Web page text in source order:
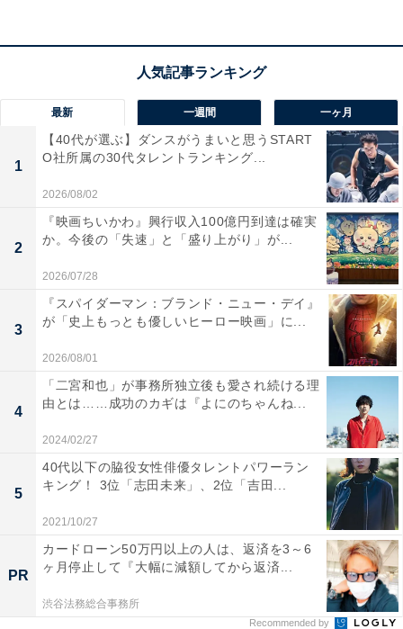
菜ガーリック炒め」を作るのです。
ありすの店を後にした蒔子は、心護の研究室に立ち寄
り、倖生の正体を確かめようとします。一方の倖生は、
ありすの家を物色し、押し入れから心護宛ての手紙を見
つけて――。
なかなかうまくいかない片思いに限界を迎えた明里。お
店の営業終了時間にやって来て、「圭介のことを諦めよ
うと思う」と言うのです。それに対しありすは、「本人
に気持ちを確認していないのに諦めてしまうのです
か？」と引き止めようとしますが、明里は「自分のこと
を好きじゃないとわかったら、ありすさんだったらどう
するんですか？」と言い残して、店を出て行ってしまい
ます。
明里の言葉に自信を失ったありすでしたが、和紗（前田
敦子）の家からの帰りに偶然鉢合わせた圭介から、実は
明里のことが好きだと聞かされます。「面白い本を読ん
だら、明里ちゃんに薦めたらなんて言うかな？って思う
し、おいしい料理を食べたら、明里ちゃんと一緒に食べ
たいなって思うし……」と、圭介から明里への恋心を自
覚したきっかけを聞いたありすは、自分も倖生に同じよ
最新 一週間 一ヶ月
1
【40代が選ぶ】ダンスがうまいと思うSTART
O社所属の30代タレントランキング...
2026/08/02
2
『映画ちいかわ』興行収入100億円到達は確実
か。今後の「失速」と「盛り上がり」が...
2026/07/28
3
『スパイダーマン：ブランド・ニュー・デイ』
が「史上もっとも優しいヒーロー映画」に...
2026/08/01
4
「二宮和也」が事務所独立後も愛され続ける理
由とは……成功のカギは『よにのちゃんね...
2024/02/27
5
40代以下の脇役女性俳優タレントパワーラン
キング！ 3位「志田未来」、2位「吉田...
2021/10/27
PR
カードローン50万円以上の人は、返済を3～6
ヶ月停止して『大幅に減額してから返済...
渋谷法務総合事務所
Recommended by